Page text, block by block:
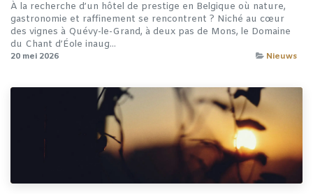
À la recherche d’un hôtel de prestige en Belgique où nature,
gastronomie et raffinement se rencontrent ? Niché au cœur
des vignes à Quévy-le-Grand, à deux pas de Mons, le Domaine
du Chant d’Éole inaug...
20 mei 2026 Nieuws